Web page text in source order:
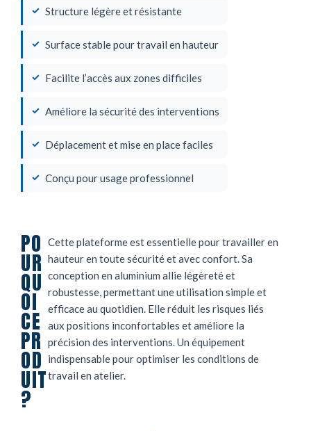
Structure légère et résistante
Surface stable pour travail en hauteur
Facilite l’accès aux zones difficiles
Améliore la sécurité des interventions
Déplacement et mise en place faciles
Conçu pour usage professionnel
PO
UR
QU
OI
CE
PR
OD
UIT
?
Cette plateforme est essentielle pour travailler en
hauteur en toute sécurité et avec confort. Sa
conception en aluminium allie légèreté et
robustesse, permettant une utilisation simple et
efficace au quotidien. Elle réduit les risques liés
aux positions inconfortables et améliore la
précision des interventions. Un équipement
indispensable pour optimiser les conditions de
travail en atelier.